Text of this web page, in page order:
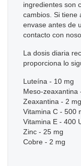
ingredientes son
cambios. Si tiene
envase antes de
contacto con
La dosis diaria
proporciona lo
Luteína - 10 mg
Meso-zeaxantina
Zeaxantina - 2 mg
Vitamina C - 500
Vitamina E - 400
Zinc - 25 mg
Cobre - 2 mg